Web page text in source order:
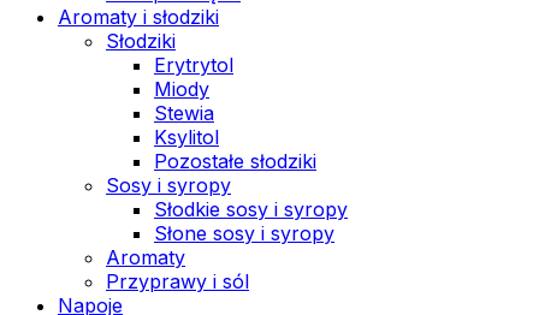
Aromaty i słodziki
Słodziki
Erytrytol
Miody
Stewia
Ksylitol
Pozostałe słodziki
Sosy i syropy
Słodkie sosy i syropy
Słone sosy i syropy
Aromaty
Przyprawy i sól
Napoje